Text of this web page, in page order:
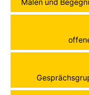
Malen und